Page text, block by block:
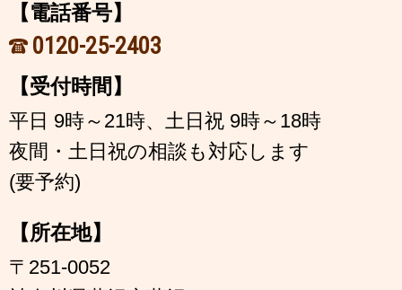
【電話番号】
0120-25-2403
【受付時間】
平日 9時～21時、土日祝 9時～18時
夜間・土日祝の相談も対応します
(要予約)
【所在地】
〒251-0052